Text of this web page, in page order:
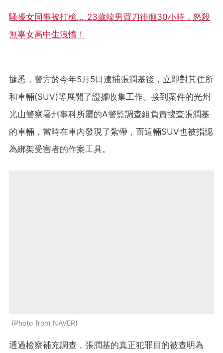
騷擾女同事被打槍... 23歲韓男買刀徘徊30小時，怒殺
無辜女高中生洩憤！
據悉，警方於今年5月5日逮捕張潤基後，立即對其住所
和車輛(SUV)等展開了證據收集工作。接到案件的光州
光山警察署刑事科所屬的A警監調查組負責搜查張潤基
的車輛，當時在車內發現了紮帶，而這輛SUV也被指認
為綁架受害者的作案工具。
Photo from NAVER
通過檢察補充調查，張潤基的真正犯罪目的被查明為